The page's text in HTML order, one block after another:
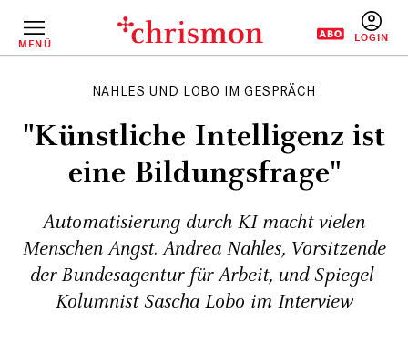
InhaltMENÜ
NAHLES UND LOBO IM GESPRÄCH
"Künstliche Intelligenz ist
eine Bildungs­frage"
Automatisierung durch KI macht vielen
Menschen Angst. Andrea Nahles, Vorsitzende
der Bundesagentur für Arbeit, und Spiegel-
Kolumnist Sascha Lobo im Interview